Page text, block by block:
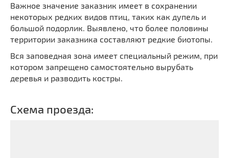
Кирхи
Кладбище
Культурные центры
Театры
Галереи
Концертные залы
Важное значение заказник имеет в сохранении
некоторых редких видов птиц, таких как дупель и
большой подорлик. Выявлено, что более половины
территории заказника составляют редкие биотопы.
Вся заповедная зона имеет специальный режим, при
котором запрещено самостоятельно вырубать
деревья и разводить костры.
Схема проезда: